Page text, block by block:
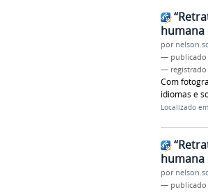
humana
por
— publicado
— registrado
Com
idiomas e
Localizado em
humana
por
— publicado